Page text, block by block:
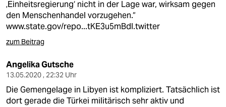
‚Einheitsregierung‘ nicht in der Lage war, wirksam gegen
den Menschenhandel vorzugehen.“
www.state.gov/repo...tKE3u5mBdl.twitter
zum Beitrag
Angelika Gutsche
13.05.2020 , 22:32 Uhr
Die Gemengelage in Libyen ist kompliziert. Tatsächlich ist
dort gerade die Türkei militärisch sehr aktiv und